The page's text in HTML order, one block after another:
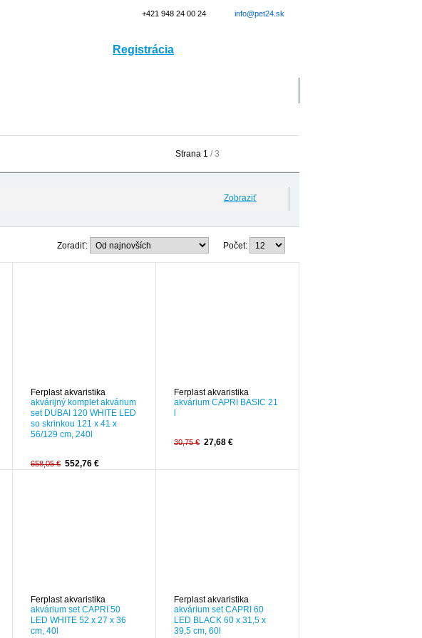
Strana 1 / 3
Zobraziť
Počet:
Zoradiť:
Ferplast akvaristika
akvárijný komplet akvárium
set DUBAI 120 WHITE LED
so skrinkou 121 x 41 x
56/129 cm, 240l
658,05 € 552,76 €
Ferplast akvaristika
akvárium CAPRI BASIC 21
30,75 € 27,68 €
Ferplast akvaristika
akvárium set CAPRI 50
LED WHITE 52 x 27 x 36
cm, 40l
Ferplast akvaristika
akvárium set CAPRI 60
LED BLACK 60 x 31,5 x
39,5 cm, 60l
+421 948 24 00 24 info@pet24.sk
Registrácia